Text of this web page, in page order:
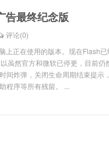
最终纪念版
评论(0)
上正在使用的版本。现在Flash
虽然官方和微软已停更，目前
间炸弹，关闭生命周期结束提示
序等所有残留。 ...